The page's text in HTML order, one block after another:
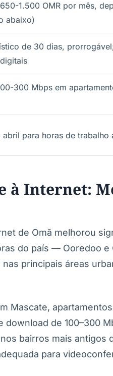
1.500 OMR por mês,
abaixo)
de 30 dias,
300 Mbps em
abril para horas de
à Internet:
de Omã melhorou
do país — Ooredoo
principais áreas
Mascate,
download de 100–300
bairros mais antigos
para